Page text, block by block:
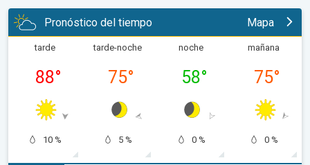
Pronóstico del tiempo Mapa
tarde
88°
10 %
tarde-noche
75°
5 %
noche
58°
0 %
mañana
75°
0 %